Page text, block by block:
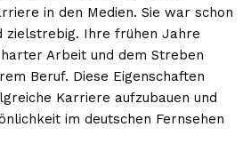
in den Medien. Sie war schon
zielstrebig. Ihre frühen Jahre
Arbeit und dem Streben
Beruf. Diese Eigenschaften
Karriere aufzubauen und
im deutschen Fernsehen